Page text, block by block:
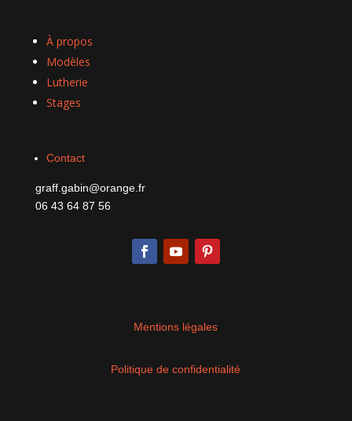
À propos
Modèles
Lutherie
Stages
Contact
graff.gabin@orange.fr
06 43 64 87 56
Mentions légales
Politique de confidentialité